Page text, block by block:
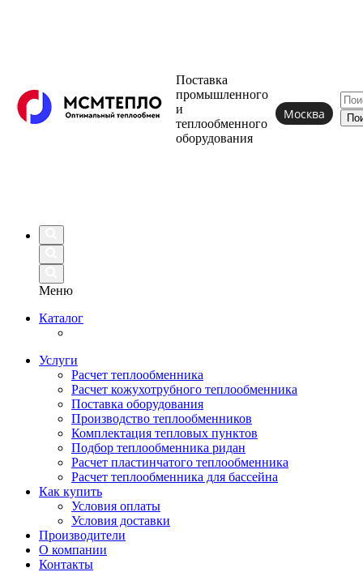
Поставка
промышленного
и
теплообменного
оборудования
Москва
Меню
Каталог
Услуги
Расчет теплообменника
Расчет кожухотрубного теплообменника
Поставка оборудования
Производство теплообменников
Комплектация тепловых пунктов
Подбор теплообменника ридан
Расчет пластинчатого теплообменника
Расчет теплообменника для бассейна
Как купить
Условия оплаты
Условия доставки
Производители
О компании
Контакты